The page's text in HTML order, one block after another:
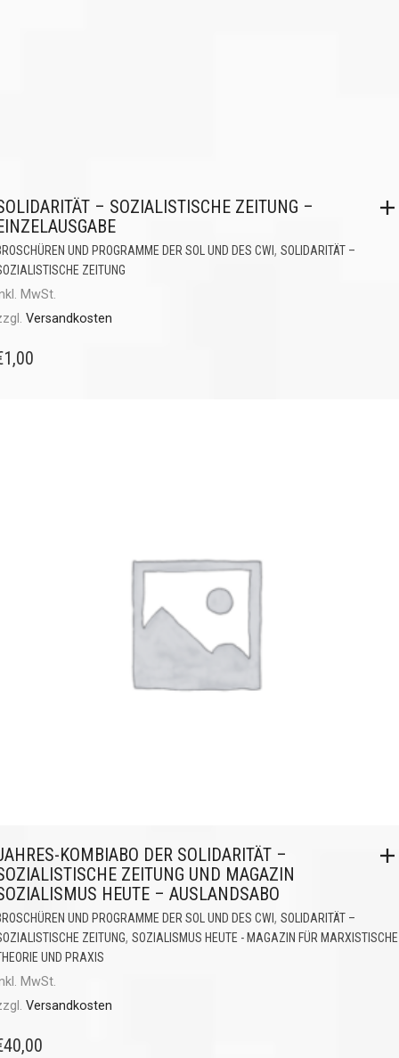
– SOZIALISTISCHE ZEITUNG –
UND PROGRAMME DER SOL UND DES CWI, SOLIDARITÄT –
ZEITUNG
MwSt.
Versandkosten
1,00
KOMBIABO DER SOLIDARITÄT –
ZEITUNG UND MAGAZIN
HEUTE – AUSLANDSABO
UND PROGRAMME DER SOL UND DES CWI, SOLIDARITÄT –
ZEITUNG, SOZIALISMUS HEUTE - MAGAZIN FÜR MARXISTISCHE
UND PRAXIS
MwSt.
Versandkosten
40,00